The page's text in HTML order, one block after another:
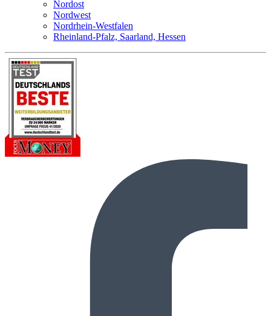
Nordost
Nordwest
Nordrhein-Westfalen
Rheinland-Pfalz, Saarland, Hessen